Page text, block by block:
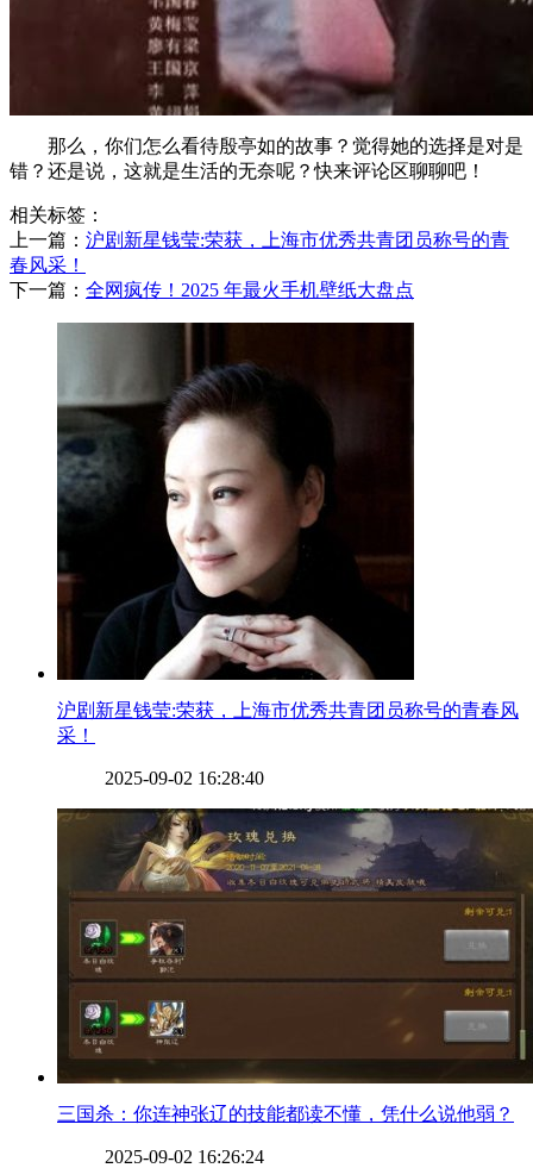
那么，你们怎么看待殷亭如的故事？觉得她的选择是对是
错？还是说，这就是生活的无奈呢？快来评论区聊聊吧！
相关标签：
上一篇： ​沪剧新星钱莹:荣获，上海市优秀共青团员称号的青
春风采！
下一篇： ​全网疯传！2025 年最火手机壁纸大盘点
​沪剧新星钱莹:荣获，上海市优秀共青团员称号的青春风
采！
2025-09-02 16:28:40
​三国杀：你连神张辽的技能都读不懂，凭什么说他弱？
2025-09-02 16:26:24